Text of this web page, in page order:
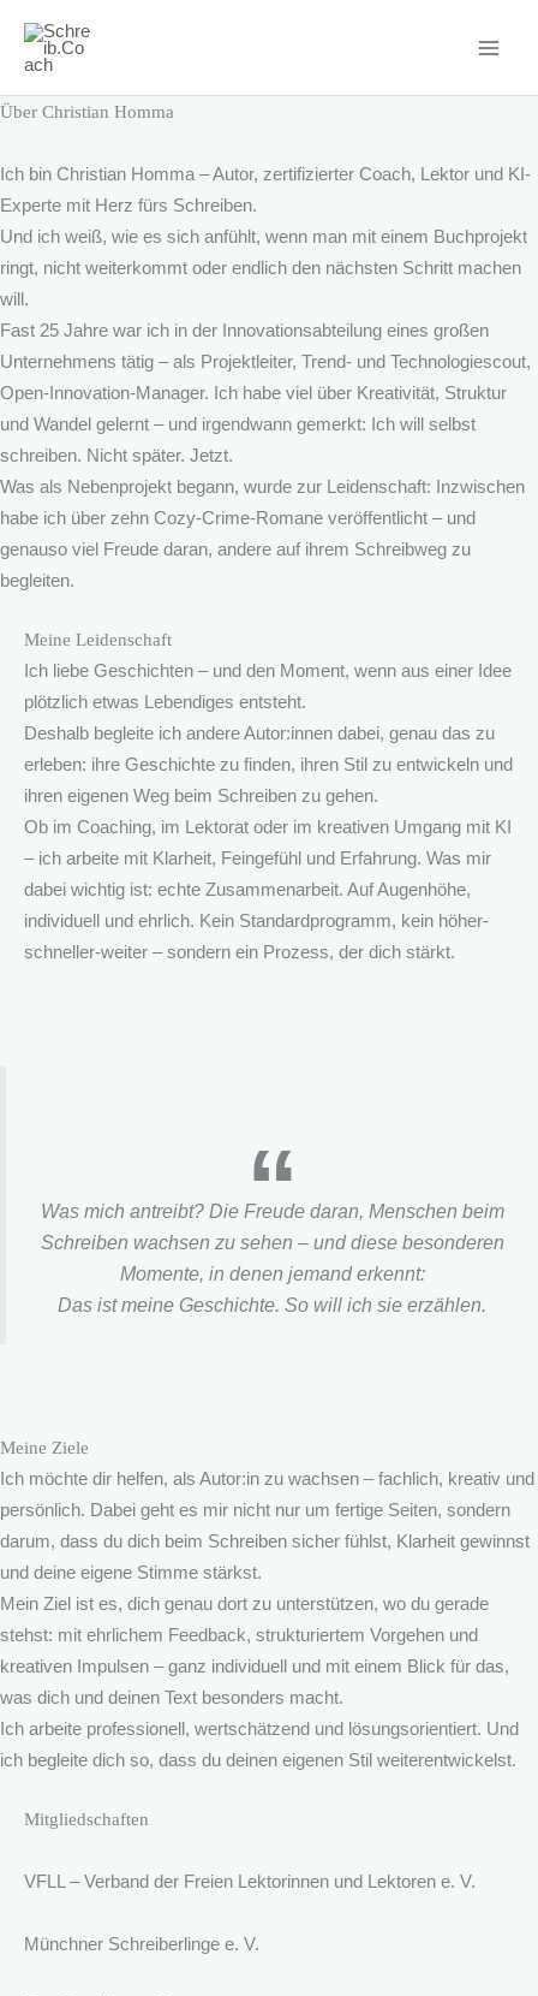
Inhalt
springen
Über Christian Homma
Ich bin Christian Homma – Autor, zertifizierter Coach, Lektor und KI-
Experte mit Herz fürs Schreiben.
Und ich weiß, wie es sich anfühlt, wenn man mit einem Buchprojekt
ringt, nicht weiterkommt oder endlich den nächsten Schritt machen
will.
Fast 25 Jahre war ich in der Innovationsabteilung eines großen
Unternehmens tätig – als Projektleiter, Trend- und Technologiescout,
Open-Innovation-Manager. Ich habe viel über Kreativität, Struktur
und Wandel gelernt – und irgendwann gemerkt: Ich will selbst
schreiben. Nicht später. Jetzt.
Was als Nebenprojekt begann, wurde zur Leidenschaft: Inzwischen
habe ich über zehn Cozy-Crime-Romane veröffentlicht – und
genauso viel Freude daran, andere auf ihrem Schreibweg zu
begleiten.
Meine Leidenschaft
Ich liebe Geschichten – und den Moment, wenn aus einer Idee
plötzlich etwas Lebendiges entsteht.
Deshalb begleite ich andere Autor:innen dabei, genau das zu
erleben: ihre Geschichte zu finden, ihren Stil zu entwickeln und
ihren eigenen Weg beim Schreiben zu gehen.
Ob im Coaching, im Lektorat oder im kreativen Umgang mit KI
– ich arbeite mit Klarheit, Feingefühl und Erfahrung. Was mir
dabei wichtig ist: echte Zusammenarbeit. Auf Augenhöhe,
individuell und ehrlich. Kein Standardprogramm, kein höher-
schneller-weiter – sondern ein Prozess, der dich stärkt.
Was mich antreibt? Die Freude daran, Menschen beim
Schreiben wachsen zu sehen – und diese besonderen
Momente, in denen jemand erkennt:
Das ist meine Geschichte. So will ich sie erzählen.
Meine Ziele
Ich möchte dir helfen, als Autor:in zu wachsen – fachlich, kreativ und
persönlich. Dabei geht es mir nicht nur um fertige Seiten, sondern
darum, dass du dich beim Schreiben sicher fühlst, Klarheit gewinnst
und deine eigene Stimme stärkst.
Mein Ziel ist es, dich genau dort zu unterstützen, wo du gerade
stehst: mit ehrlichem Feedback, strukturiertem Vorgehen und
kreativen Impulsen – ganz individuell und mit einem Blick für das,
was dich und deinen Text besonders macht.
Ich arbeite professionell, wertschätzend und lösungsorientiert. Und
ich begleite dich so, dass du deinen eigenen Stil weiterentwickelst.
Mitgliedschaften
VFLL – Verband der Freien Lektorinnen und Lektoren e. V.
Münchner Schreiberlinge e. V.